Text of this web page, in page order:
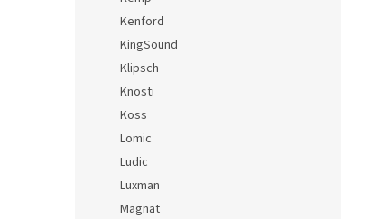
Kenford
KingSound
Klipsch
Knosti
Koss
Lomic
Ludic
Luxman
Magnat